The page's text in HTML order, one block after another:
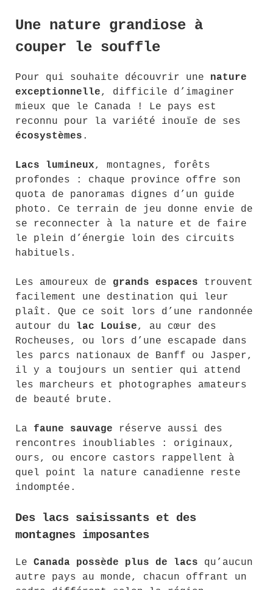
Une nature grandiose à
couper le souffle
Pour qui souhaite découvrir une nature
exceptionnelle, difficile d’imaginer
mieux que le Canada ! Le pays est
reconnu pour la variété inouïe de ses
écosystèmes .
Lacs lumineux, montagnes, forêts
profondes : chaque province offre son
quota de panoramas dignes d’un guide
photo. Ce terrain de jeu donne envie de
se reconnecter à la nature et de faire
le plein d’énergie loin des circuits
habituels.
Les amoureux de grands espaces trouvent
facilement une destination qui leur
plaît. Que ce soit lors d’une randonnée
autour du
lac Louise, au cœur des
Rocheuses, ou lors d’une escapade dans
les parcs nationaux de Banff ou Jasper,
il y a toujours un sentier qui attend
les marcheurs et photographes amateurs
de beauté brute.
La faune sauvage réserve aussi des
rencontres inoubliables : originaux,
ours, ou encore castors rappellent à
quel point la nature canadienne reste
indomptée.
Des lacs saisissants et des
montagnes imposantes
Le Canada possède plus de lacs qu’aucun
autre pays au monde, chacun offrant un